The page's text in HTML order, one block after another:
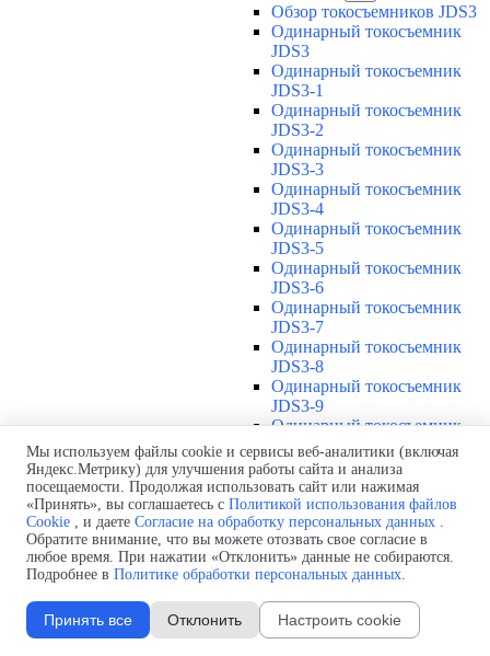
Обзор токосъемников JDS3
Одинарный токосъемник
JDS3
Одинарный токосъемник
JDS3-1
Одинарный токосъемник
JDS3-2
Одинарный токосъемник
JDS3-3
Одинарный токосъемник
JDS3-4
Одинарный токосъемник
JDS3-5
Одинарный токосъемник
JDS3-6
Одинарный токосъемник
JDS3-7
Одинарный токосъемник
JDS3-8
Одинарный токосъемник
JDS3-9
Одинарный токосъемник
JDS3-10
Одинарный токосъемник
JDS3-11
Одинарный токосъемник
JDS3-12
Соединения U12 ▼
Защитная оболочка для
соединений U12
Стыковочное соединение U12
Подводы питания U12
▼
Мы используем файлы cookie и сервисы веб-аналитики (включая
Яндекс.Метрику) для улучшения работы сайта и анализа
посещаемости. Продолжая использовать сайт или нажимая
«Принять», вы соглашаетесь с Политикой использования файлов
Cookie , и даете Согласие на обработку персональных данных .
Обратите внимание, что вы можете отозвать свое согласие в
любое время. При нажатии «Отклонить» данные не собираются.
Подробнее в Политике обработки персональных данных.
Принять все Отклонить Настроить cookie